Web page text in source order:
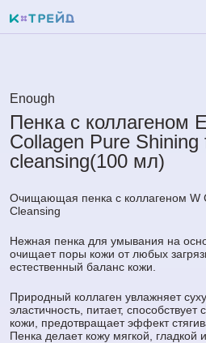
Enough
Пенка с коллагеном
Collagen Pure Shining
cleansing(100 мл)
Очищающая пенка с коллагеном W
Cleansing
Нежная пенка для умывания на
очищает поры кожи от любых
естественный баланс кожи.
Природный коллаген увлажняет
эластичность, питает,
кожи, предотвращает эффект
Пенка делает кожу мягкой, гладкой и